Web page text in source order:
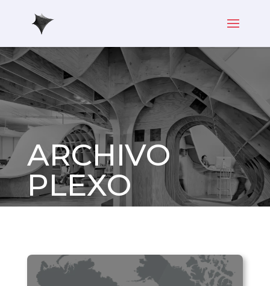
ARCHIVO
PLEXO